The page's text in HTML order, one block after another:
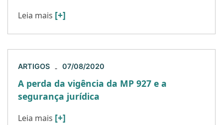
Leia mais [+]
ARTIGOS - 07/08/2020
A perda da vigência da MP 927 e a
segurança jurídica
Leia mais [+]